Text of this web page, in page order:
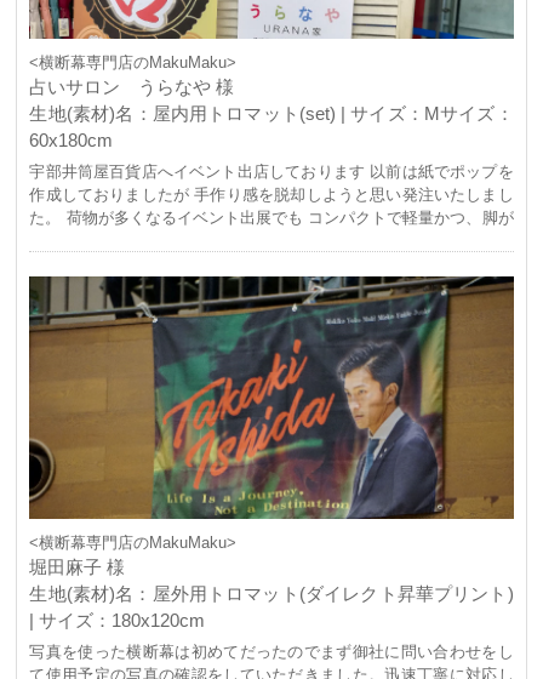
<横断幕専門店のMakuMaku>
占いサロン うらなや 様
生地(素材)名：屋内用トロマット(set) | サイズ：Mサイズ：
60x180cm
宇部井筒屋百貨店へイベント出店しております 以前は紙でポップを
作成しておりましたが 手作り感を脱却しようと思い発注いたしまし
た。 荷物が多くなるイベント出展でも コンパクトで軽量かつ、脚が
<横断幕専門店のMakuMaku>
堀田麻子 様
生地(素材)名：屋外用トロマット(ダイレクト昇華プリント)
| サイズ：180x120cm
写真を使った横断幕は初めてだったのでまず御社に問い合わせをし
て使用予定の写真の確認をしていただきました。迅速丁寧に対応し